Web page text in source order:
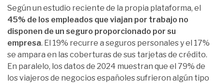
Según un estudio reciente de la propia plataforma, el
45% de los empleados que viajan por trabajo no
disponen de un seguro proporcionado por su
empresa. El 19% recurre a seguros personales y el 17%
se ampara en las coberturas de sus tarjetas de crédito.
En paralelo, los datos de 2024 muestran que el 79% de
los viajeros de negocios españoles sufrieron algún tipo